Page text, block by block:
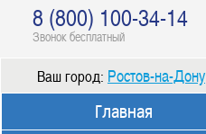
8 (800) 100-34-14
Звонок бесплатный
Ваш город: Ростов-на-Дону
Главная